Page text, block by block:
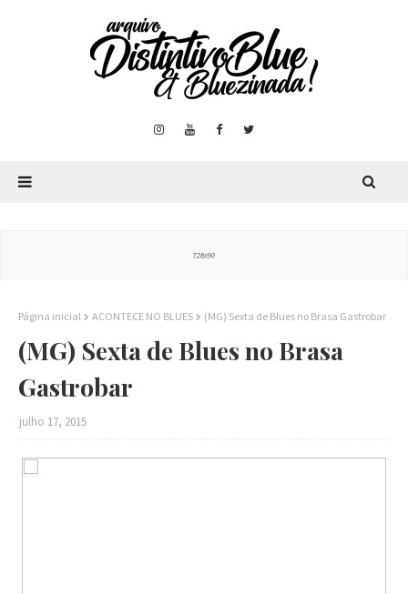
Página inicial ACONTECE NO BLUES (MG) Sexta de Blues no Brasa Gastrobar
(MG) Sexta de Blues no Brasa
Gastrobar
julho 17, 2015